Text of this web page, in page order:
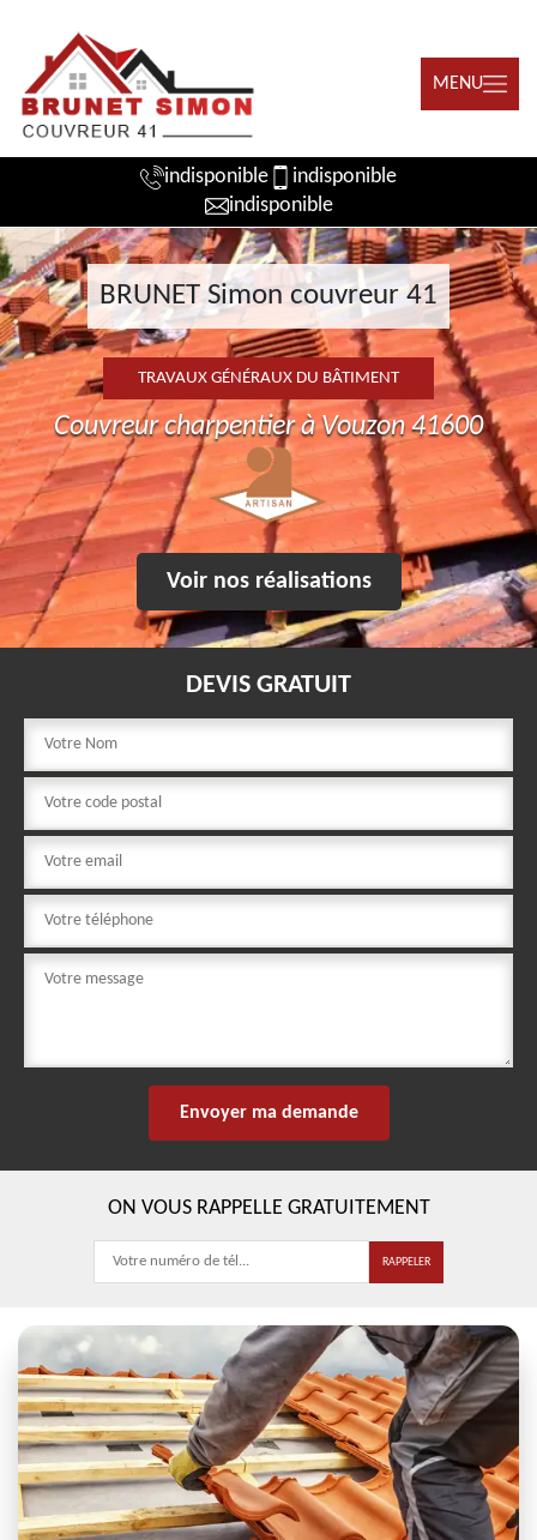
MENU
indisponible
indisponible
indisponible
BRUNET Simon couvreur 41
TRAVAUX GÉNÉRAUX DU BÂTIMENT
Couvreur charpentier à Vouzon 41600
Voir nos réalisations
DEVIS GRATUIT
ON VOUS RAPPELLE GRATUITEMENT